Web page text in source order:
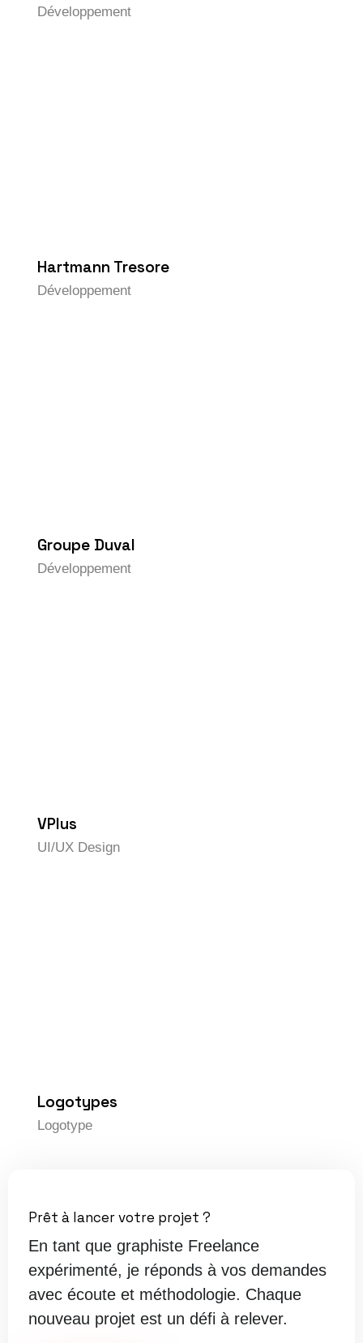
Développement
Hartmann Tresore
Développement
Groupe Duval
Développement
VPlus
UI/UX Design
Logotypes
Logotype
Prêt à lancer votre projet ?
En tant que graphiste Freelance
expérimenté, je réponds à vos demandes
avec écoute et méthodologie. Chaque
nouveau projet est un défi à relever.